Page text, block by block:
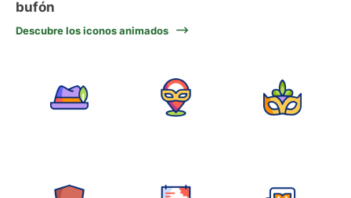
bufón
Descubre los iconos animados